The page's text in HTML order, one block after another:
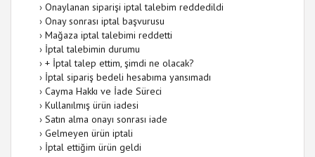
› Onaylanan siparişi iptal talebim reddedildi
› Onay sonrası iptal başvurusu
› Mağaza iptal talebimi reddetti
› İptal talebimin durumu
› + İptal talep ettim, şimdi ne olacak?
› İptal sipariş bedeli hesabıma yansımadı
› Cayma Hakkı ve İade Süreci
› Kullanılmış ürün iadesi
› Satın alma onayı sonrası iade
› Gelmeyen ürün iptali
› İptal ettiğim ürün geldi